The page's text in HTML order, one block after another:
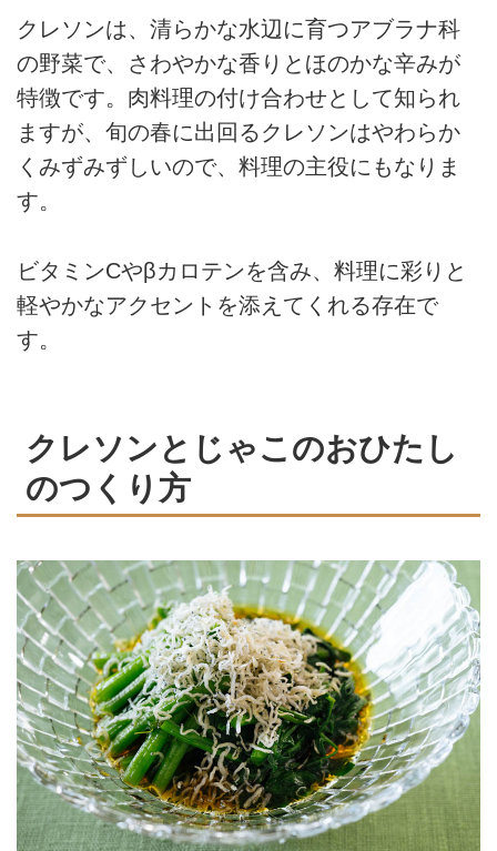
クレソンは、清らかな水辺に育つアブラナ科
の野菜で、さわやかな香りとほのかな辛みが
特徴です。肉料理の付け合わせとして知られ
ますが、旬の春に出回るクレソンはやわらか
くみずみずしいので、料理の主役にもなりま
す。
ビタミンCやβカロテンを含み、料理に彩りと
軽やかなアクセントを添えてくれる存在で
す。
クレソンとじゃこのおひたし
のつくり方